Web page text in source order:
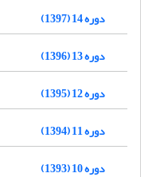
دوره 14 (1397)
دوره 13 (1396)
دوره 12 (1395)
دوره 11 (1394)
دوره 10 (1393)